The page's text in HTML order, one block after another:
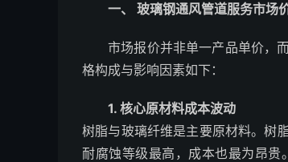
一、 玻璃钢通风管道服务市场
市场报价并非单一产品单价，
格构成与影响因素如下：
1. 核心原材料成本波动
树脂与玻璃纤维是主要原材料。树
耐腐蚀等级最高，成本也最为昂贵